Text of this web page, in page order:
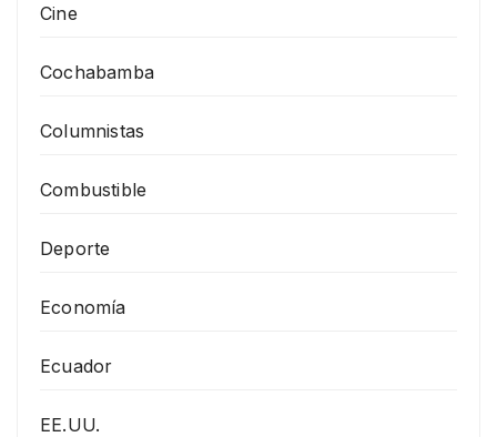
Cine
Cochabamba
Columnistas
Combustible
Deporte
Economía
Ecuador
EE.UU.